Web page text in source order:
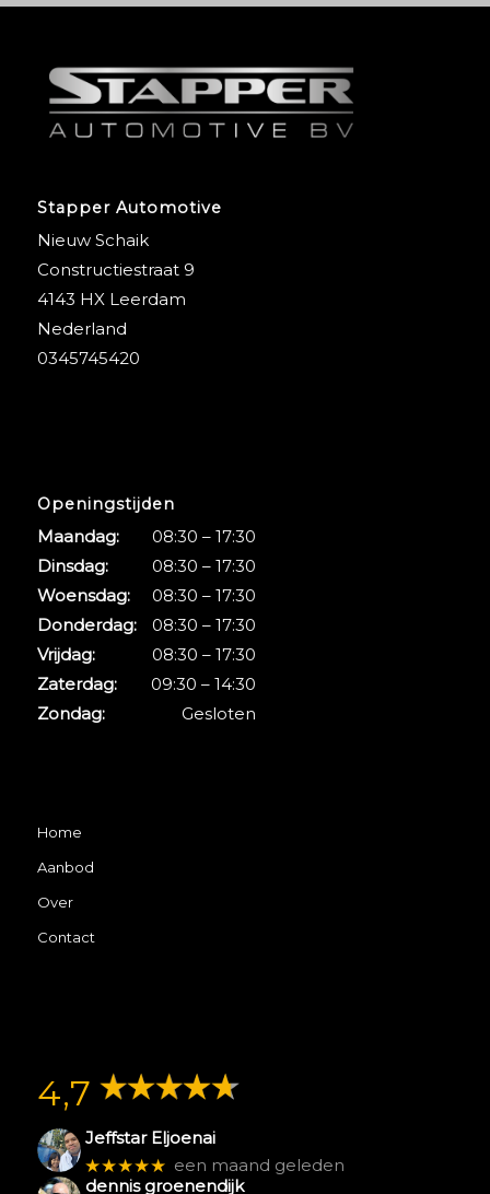
Stapper Automotive
Nieuw Schaik
Constructiestraat 9
4143 HX Leerdam
Nederland
0345745420
Openingstijden
Maandag:
08:30 – 17:30
Dinsdag:
08:30 – 17:30
Woensdag:
08:30 – 17:30
Donderdag:
08:30 – 17:30
Vrijdag:
08:30 – 17:30
Zaterdag:
09:30 – 14:30
Zondag:
Gesloten
Home
Aanbod
Over
Contact
4,7
Jeffstar Eljoenai
★★★★★ een maand geleden
dennis groenendijk